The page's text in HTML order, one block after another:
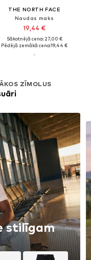
THE NORTH FACE
Naudas maks
19,44 €
Sākotnējā cena: 27,00 €
Pēdējā zemākā cena:19,44 €
ZĪMOLUS
stilīgam